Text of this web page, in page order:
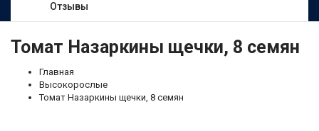
Отзывы
Томат Назаркины щечки, 8 семян
Главная
Высокорослые
Томат Назаркины щечки, 8 семян